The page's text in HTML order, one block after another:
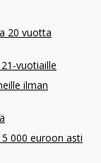
20 vuotta
vuotiaille
ilman
000 euroon asti